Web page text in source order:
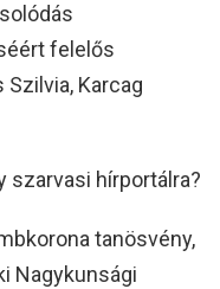
felelős
Karcag
szarvasi hírportálra?
tanösvény,
Nagykunsági